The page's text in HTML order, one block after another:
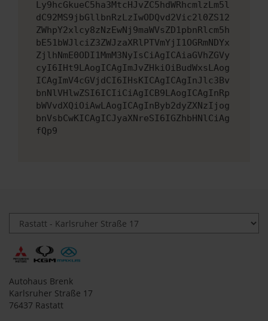
Ly9hcGkueC5ha3MtcHJvZC5hdWRhcmlzLm5l
dC92MS9jbGllbnRzLzIwODQvd2Vic2l0ZS12
ZWhpY2xlcy8zNzEwNj9maWVsZD1pbnRlcm5h
bE51bWJlciZ3ZWJzaXRlPTVmYjI1OGRmNDYx
ZjlhNmE0ODI1MmM3NyIsCiAgICAiaGVhZGVy
cyI6IHt9LAogICAgImJvZHkiOiBudWxsLAog
ICAgImV4cGVjdCI6IHsKICAgICAgInJlc3Bv
bnNlVHlwZSI6ICIiCiAgICB9LAogICAgInRp
bWVvdXQiOiAwLAogICAgInByb2dyZXNzIjog
bnVsbCwKICAgICJyaXNreSI6IGZhbHNlCiAg
fQp9
Autohaus Brenk
Karlsruher Straße 17
76437 Rastatt